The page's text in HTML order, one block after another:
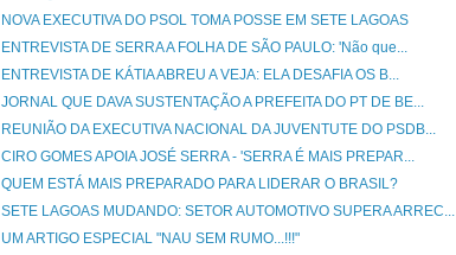
NOVA EXECUTIVA DO PSOL TOMA POSSE EM SETE LAGOAS
ENTREVISTA DE SERRA A FOLHA DE SÃO PAULO: 'Não que...
ENTREVISTA DE KÁTIA ABREU A VEJA: ELA DESAFIA OS B...
JORNAL QUE DAVA SUSTENTAÇÃO A PREFEITA DO PT DE BE...
REUNIÃO DA EXECUTIVA NACIONAL DA JUVENTUTE DO PSDB...
CIRO GOMES APOIA JOSÉ SERRA - 'SERRA É MAIS PREPAR...
QUEM ESTÁ MAIS PREPARADO PARA LIDERAR O BRASIL?
SETE LAGOAS MUDANDO: SETOR AUTOMOTIVO SUPERA ARREC...
UM ARTIGO ESPECIAL "NAU SEM RUMO...!!!"